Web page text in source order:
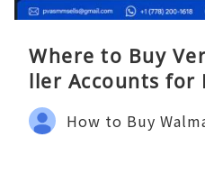
Where to Buy
ller Accounts for
How to Buy